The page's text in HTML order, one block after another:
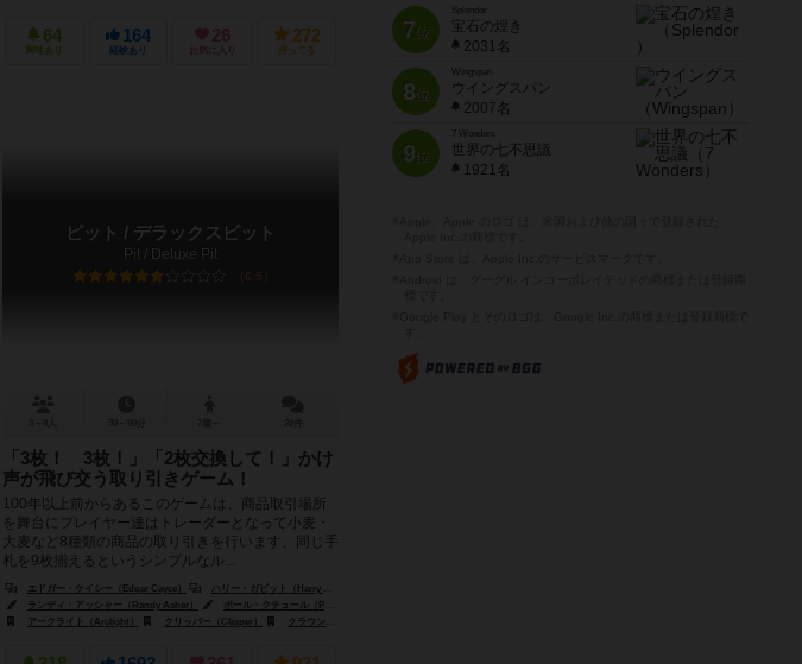
64
興味あり
164
経験あり
26
お気に入り
272
持ってる
ピット / デラックスピット
Pit / Deluxe Pit
6.5
「3枚！ 3枚！」「2枚交換して！」かけ
声が飛び交う取り引きゲーム！
100年以上前からあるこのゲームは、商品取引場所
を舞台にプレイヤー達はトレーダーとなって小麦・
大麦など8種類の商品の取り引きを行います。同じ手
札を9枚揃えるというシンプルなル...
エドガー・ケイシー（Edgar Cayce） ハリー・ガビット（Harry Gavitt）
ランディ・アッシャー（Randy Asher）
ポール・クチュール（Paul Couture）
アークライト（Arclight）
クリッパー（Clipper） クラウン＆アンドリュー（Crown & Andrews Ltd.）
7位
宝石の煌き
2031名
8位
Wingspan
ウイングスパン
2007名
9位
7 Wonders
世界の七不思議
1921名